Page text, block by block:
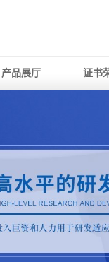
产品展厅 证书